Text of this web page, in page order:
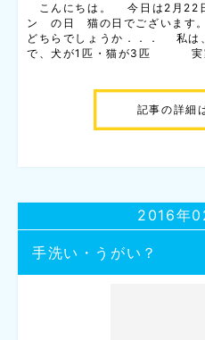
こんにちは。 今日は2月
ン の日 猫の日でございます
どちらでしょうか．．． 私
で、犬が1匹・猫が3匹 実
記事の詳細
手洗い・うがい？
2016年